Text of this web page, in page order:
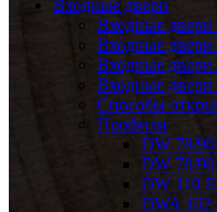
Входные двери
Входные двери
Входные
Входные двери
Входные двери
Способы
Профили
DW 78/
DW 78/90
DW 110
DWA 102